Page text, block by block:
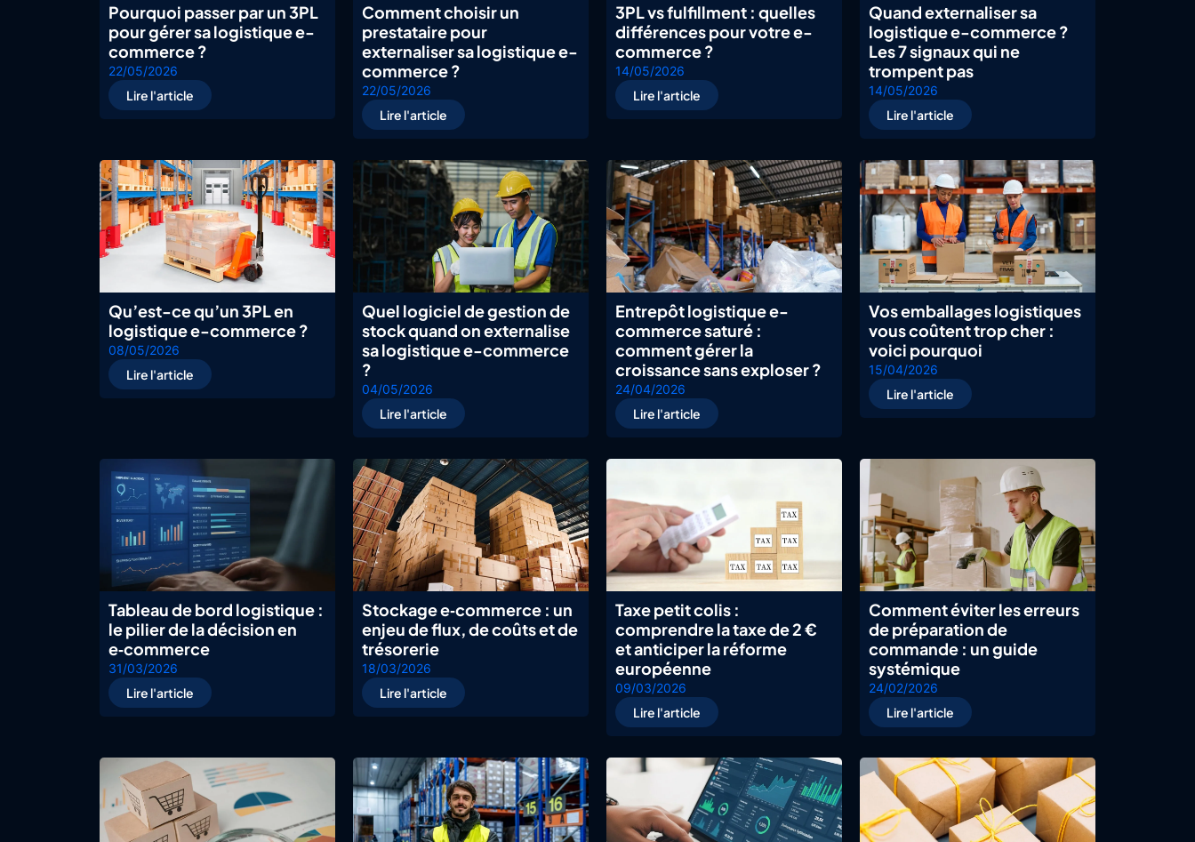
Pourquoi passer par un 3PL
pour gérer sa logistique e-
commerce ?
22/05/2026
Lire l'article
Comment choisir un
prestataire pour
externaliser sa logistique e-
commerce ?
22/05/2026
Lire l'article
3PL vs fulfillment : quelles
différences pour votre e-
commerce ?
14/05/2026
Lire l'article
Quand externaliser sa
logistique e-commerce ?
Les 7 signaux qui ne
trompent pas
14/05/2026
Lire l'article
Qu’est-ce qu’un 3PL en
logistique e-commerce ?
08/05/2026
Lire l'article
Quel logiciel de gestion de
stock quand on externalise
sa logistique e-commerce
?
04/05/2026
Lire l'article
Entrepôt logistique e-
commerce saturé :
comment gérer la
croissance sans exploser ?
24/04/2026
Lire l'article
Vos emballages logistiques
vous coûtent trop cher :
voici pourquoi
15/04/2026
Lire l'article
Tableau de bord logistique :
le pilier de la décision en
e‑commerce
31/03/2026
Lire l'article
Stockage e‑commerce : un
enjeu de flux, de coûts et de
trésorerie
18/03/2026
Lire l'article
Taxe petit colis :
comprendre la taxe de 2 €
et anticiper la réforme
européenne
09/03/2026
Lire l'article
Comment éviter les erreurs
de préparation de
commande : un guide
systémique
24/02/2026
Lire l'article